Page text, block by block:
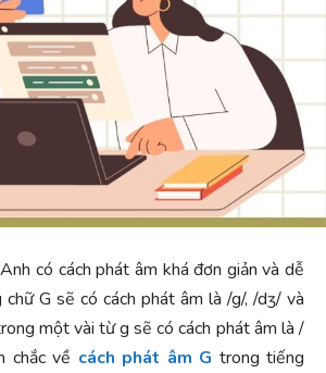
có cách phát âm khá đơn giản và dễ
G sẽ có cách phát âm là /g/, /dʒ/ và
một vài từ g sẽ có cách phát âm là /
chắc về cách phát âm G trong tiếng